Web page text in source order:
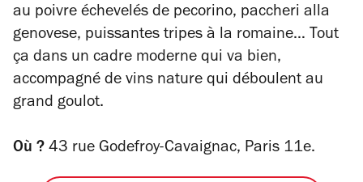
au poivre échevelés de pecorino, paccheri alla
genovese, puissantes tripes à la romaine… Tout
ça dans un cadre moderne qui va bien,
accompagné de vins nature qui déboulent au
grand goulot.
Où ? 43 rue Godefroy-Cavaignac, Paris 11e.